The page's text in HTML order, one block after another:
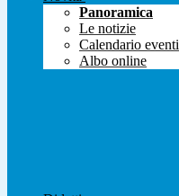
Panoramica
Le notizie
Calendario eventi
Albo online